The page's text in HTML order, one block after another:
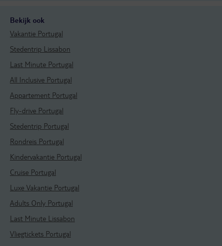
Bekijk ook
Vakantie Portugal
Stedentrip Lissabon
Last Minute Portugal
All Inclusive Portugal
Appartement Portugal
Fly-drive Portugal
Stedentrip Portugal
Rondreis Portugal
Kindervakantie Portugal
Cruise Portugal
Luxe Vakantie Portugal
Adults Only Portugal
Last Minute Lissabon
Vliegtickets Portugal